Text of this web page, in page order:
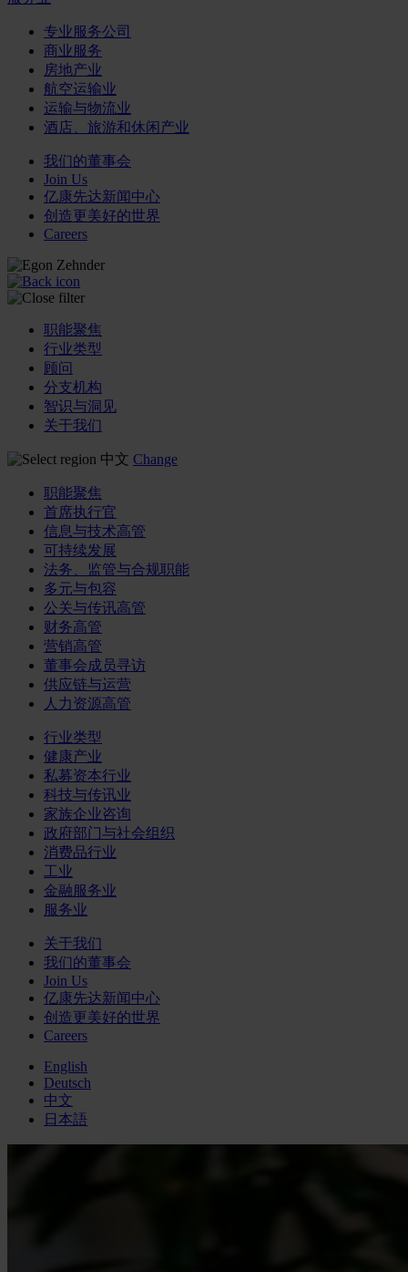
专业服务公司
商业服务
房地产业
航空运输业
运输与物流业
酒店、旅游和休闲产业
我们的董事会
Join Us
亿康先达新闻中心
创造更美好的世界
Careers
职能聚焦
行业类型
顾问
分支机构
智识与洞见
关于我们
中文 Change
职能聚焦
首席执行官
信息与技术高管
可持续发展
法务、监管与合规职能
多元与包容
公关与传讯高管
财务高管
营销高管
董事会成员寻访
供应链与运营
人力资源高管
行业类型
健康产业
私募资本行业
科技与传讯业
家族企业咨询
政府部门与社会组织
消费品行业
工业
金融服务业
服务业
关于我们
我们的董事会
Join Us
亿康先达新闻中心
创造更美好的世界
Careers
English
Deutsch
中文
日本語